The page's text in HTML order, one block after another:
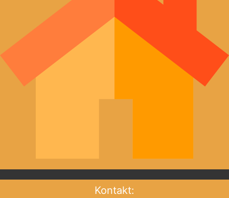
Kontakt: